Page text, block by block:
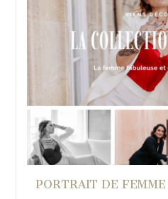
PORTRAIT DE